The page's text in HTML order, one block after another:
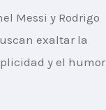
Messi y Rodrigo
exaltar la
y el humor